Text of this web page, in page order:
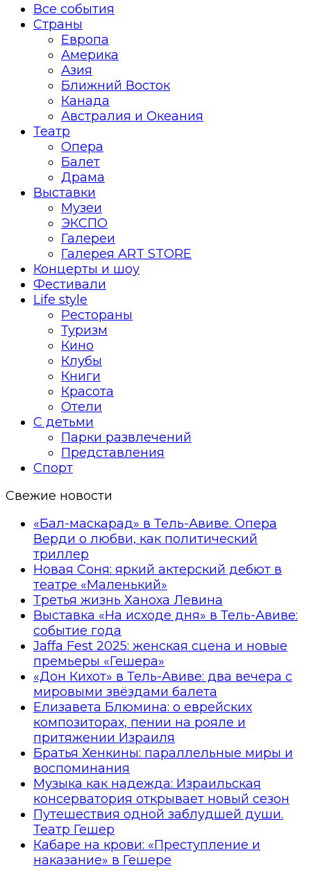
Все события
Страны
Европа
Америка
Азия
Ближний Восток
Канада
Австралия и Океания
Театр
Опера
Балет
Драма
Выставки
Музеи
ЭКСПО
Галереи
Галерея ART STORE
Концерты и шоу
Фестивали
Life style
Рестораны
Туризм
Кино
Клубы
Книги
Красота
Отели
С детьми
Парки развлечений
Представления
Спорт
Свежие новости
«Бал-маскарад» в Тель-Авиве. Опера
Верди о любви, как политический
триллер
Новая Соня: яркий актерский дебют в
театре «Маленький»
Третья жизнь Ханоха Левина
Выставка «На исходе дня» в Тель-Авиве:
событие года
Jaffa Fest 2025: женская сцена и новые
премьеры «Гешера»
«Дон Кихот» в Тель-Авиве: два вечера с
мировыми звёздами балета
Елизавета Блюмина: о еврейских
композиторах, пении на рояле и
притяжении Израиля
Братья Хенкины: параллельные миры и
воспоминания
Музыка как надежда: Израильская
консерватория открывает новый сезон
Путешествия одной заблудшей души.
Театр Гешер
Кабаре на крови: «Преступление и
наказание» в Гешере